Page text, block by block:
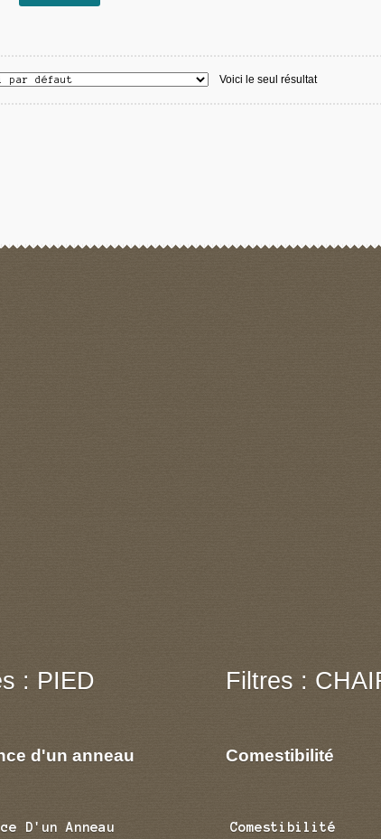
Voici le seul résultat
: PIED
d'un anneau
D'un Anneau
Filtres :
Comestibilité
Comestibilité